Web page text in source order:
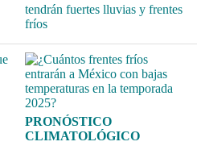
tendrán fuertes lluvias y frentes
fríos
PRONÓSTICO
CLIMATOLÓGICO